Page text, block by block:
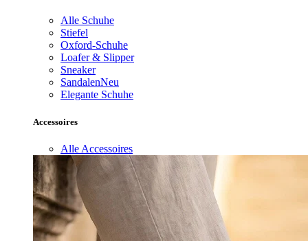
Alle Schuhe
Stiefel
Oxford-Schuhe
Loafer & Slipper
Sneaker
SandalenNeu
Elegante Schuhe
Accessoires
Alle Accessoires